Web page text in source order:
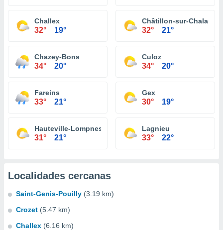
Challex
32° 19°
Châtillon-sur-
32° 21°
Chazey-Bons
34° 20°
Culoz
34° 20°
Fareins
33° 21°
Gex
30° 19°
Hauteville-Lompnes
31° 21°
Lagnieu
33° 22°
Localidades cercanas
Saint-Genis-Pouilly (3.19 km)
Crozet (5.47 km)
Challex (6.16 km)